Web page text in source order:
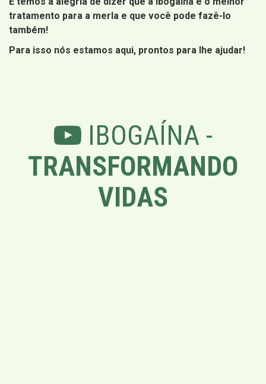
tratamento para a merla e que você pode fazê-lo
também!
Para isso nós estamos aqui, prontos para lhe ajudar!
IBOGAÍNA -
TRANSFORMANDO
VIDAS